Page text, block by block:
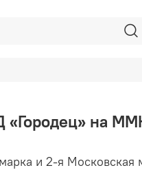
«Городец» на
и 2-я Московская